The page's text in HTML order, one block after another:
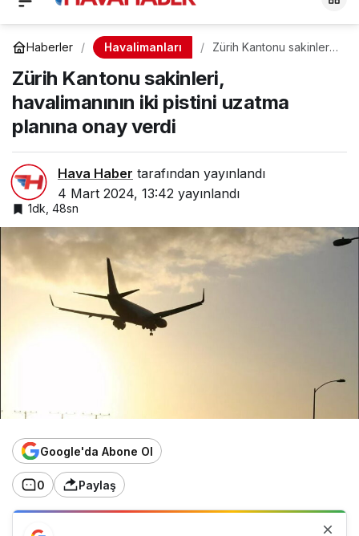
Haberler Havalimanları
Zürih Kantonu sakinleri,
uzatma planına onay
verdi
Zürih Kantonu sakinleri,
havalimanının iki pistini uzatma
planına onay verdi
Hava Haber tarafından yayınlandı
4 Mart 2024, 13:42 yayınlandı
1dk, 48sn
Google'da Abone Ol
0 Paylaş